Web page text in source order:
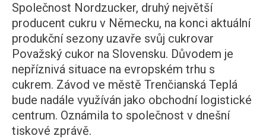
Společnost Nordzucker, druhý největší
producent cukru v Německu, na konci aktuální
produkční sezony uzavře svůj cukrovar
Považský cukor na Slovensku. Důvodem je
nepříznivá situace na evropském trhu s
cukrem. Závod ve městě Trenčianská Teplá
bude nadále využíván jako obchodní logistické
centrum. Oznámila to společnost v dnešní
tiskové zprávě.